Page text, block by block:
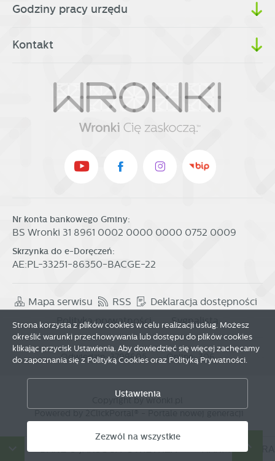
DANE O JAKOŚCI POWIETRZA HARMONOGRAM
Godziny pracy urzędu
Kontakt
Nr konta bankowego Gminy:
BS Wronki 31 8961 0002 0000 0000 0752 0009
Skrzynka do e-Doręczeń:
AE:PL-33251-86350-BACGE-22
Mapa serwisu RSS
Deklaracja dostępności
Polityka prywatności
Sygnalista
Odwiedzin: 3799605 Online: 306
Strona korzysta z plików cookies w celu realizacji usług. Możesz
określić warunki przechowywania lub dostępu do plików cookies
klikając przycisk Ustawienia. Aby dowiedzieć się więcej zachęcamy
do zapoznania się z Polityką Cookies oraz Polityką Prywatności.
Ustawienia
Zezwól na wszystkie
Zezwól na wszystkie